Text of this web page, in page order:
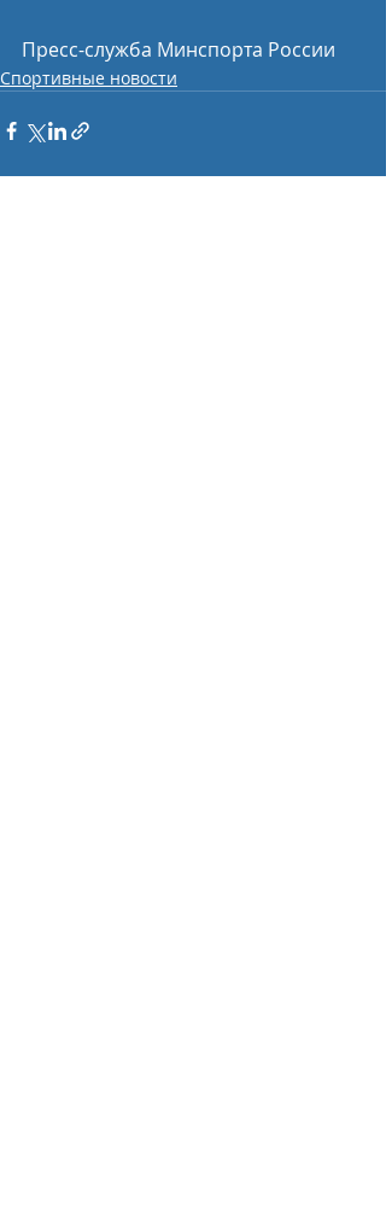
Пресс-служба Минспорта России
Спортивные новости